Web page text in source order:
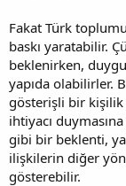
Fakat Türk
baskı yaratabilir.
beklenirken,
yapıda olabilirler.
gösterişli bir kişilik
ihtiyacı
gibi bir beklenti,
ilişkilerin diğer
gösterebilir.